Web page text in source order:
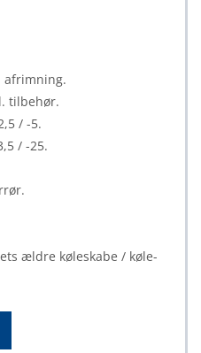
afrimning.
tilbehør.
/ -5.
/ -25.
ældre køleskabe / køle-